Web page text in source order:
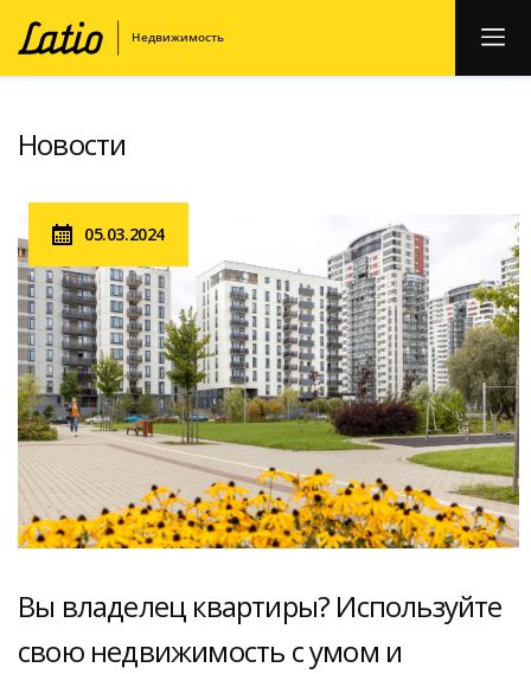
Hовости
05.03.2024
Вы владелец квартиры? Используйте
свою недвижимость с умом и